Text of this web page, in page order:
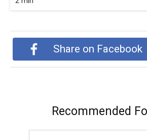
Share on Facebook
Recommended